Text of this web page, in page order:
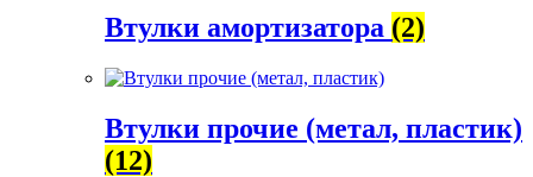
Втулки амортизатора (2)
Втулки прочие (метал, пластик)
(12)